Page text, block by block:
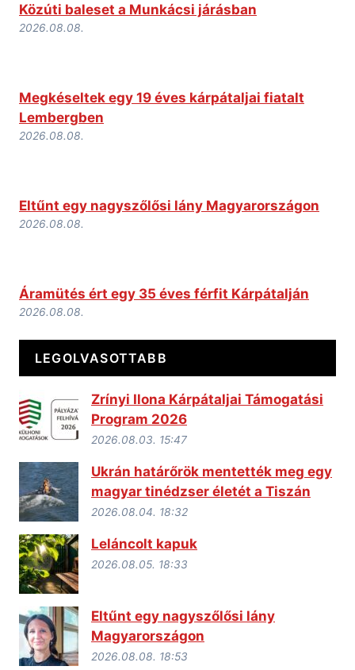
Közúti baleset a Munkácsi járásban
2026.08.08.
Megkéseltek egy 19 éves kárpátaljai fiatalt
Lembergben
2026.08.08.
Eltűnt egy nagyszőlősi lány Magyarországon
2026.08.08.
Áramütés ért egy 35 éves férfit Kárpátalján
2026.08.08.
LEGOLVASOTTABB
Zrínyi Ilona Kárpátaljai Támogatási
Program 2026
2026.08.03. 15:47
Ukrán határőrök mentették meg egy
magyar tinédzser életét a Tiszán
2026.08.04. 18:32
Leláncolt kapuk
2026.08.05. 18:33
Eltűnt egy nagyszőlősi lány
Magyarországon
2026.08.08. 18:53